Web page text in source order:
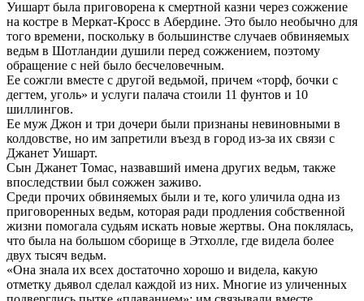
Уишарт была приговорена к смертной казни через сожжение
на костре в Меркат-Кросс в Абердине. Это было необычно для
того времени, поскольку в большинстве случаев обвиняемых
ведьм в Шотландии душили перед сожжением, поэтому
обращение с ней было бесчеловечным.
Ее сожгли вместе с другой ведьмой, причем «торф, бочки с
дегтем, уголь» и услуги палача стоили 11 фунтов и 10
шиллингов.
Ее муж Джон и три дочери были признаны невиновными в
колдовстве, но им запретили въезд в город из-за их связи с
Джанет Уишарт.
Сын Джанет Томас, назвавший имена других ведьм, также
впоследствии был сожжен заживо.
Среди прочих обвиняемых были и те, кого уличила одна из
приговоренных ведьм, которая ради продления собственной
жизни помогала судьям искать новые жертвы. Она поклялась,
что была на большом сборище в Этхолле, где видела более
двух тысяч ведьм.
«Она знала их всех достаточно хорошо и видела, какую
отметку дьявол сделал каждой из них. Многие из уличенных